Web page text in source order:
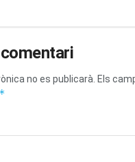
no es publicarà. Els
*